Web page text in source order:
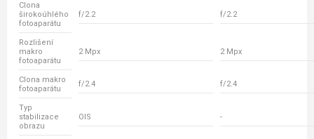
Clona
širokoúhlého
fotoaparátu
f/2.2 f/2.2
Rozlišení
makro
fotoaparátu
2 Mpx 2 Mpx
Clona makro
fotoaparátu
f/2.4 f/2.4
Typ
stabilizace
obrazu
OIS -